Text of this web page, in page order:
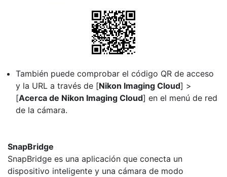
También puede comprobar el código QR de acceso
y la URL a través de [Nikon Imaging Cloud] >
[Acerca de Nikon Imaging Cloud] en el menú de red
de la cámara.
SnapBridge
SnapBridge es una aplicación que conecta un
dispositivo inteligente y una cámara de modo